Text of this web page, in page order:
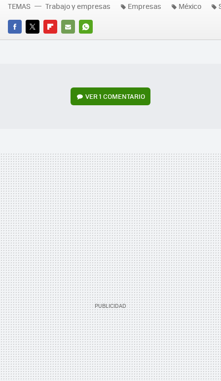
FACEBOOK
TWITTERFLIPBOARD
E-
WHATSAPP
TEMAS Trabajo y empresas Empresas México
VER1 COMENTARIO